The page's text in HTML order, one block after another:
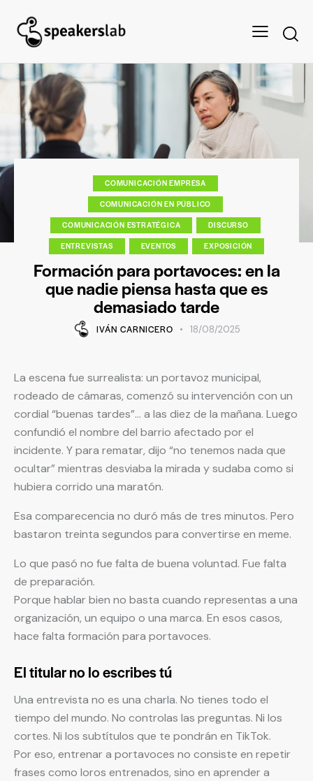
COMUNICACIÓN EMPRESA
COMUNICACIÓN EN PÚBLICO
COMUNICACIÓN ESTRATÉGICA
DISCURSO
ENTREVISTAS
EVENTOS EXPOSICIÓN
Formación para portavoces: en la
que nadie piensa hasta que es
demasiado tarde
IVÁN CARNICERO 18/08/2025
La escena fue surrealista: un portavoz municipal,
rodeado de cámaras, comenzó su intervención con un
cordial “buenas tardes”… a las diez de la mañana. Luego
confundió el nombre del barrio afectado por el
incidente. Y para rematar, dijo “no tenemos nada que
ocultar” mientras desviaba la mirada y sudaba como si
hubiera corrido una maratón.
Esa comparecencia no duró más de tres minutos. Pero
bastaron treinta segundos para convertirse en meme.
Lo que pasó no fue falta de buena voluntad. Fue falta
de preparación.
Porque hablar bien no basta cuando representas a una
organización, un equipo o una marca. En esos casos,
hace falta formación para portavoces.
El titular no lo escribes tú
Una entrevista no es una charla. No tienes todo el
tiempo del mundo. No controlas las preguntas. Ni los
cortes. Ni los subtítulos que te pondrán en TikTok.
Por eso, entrenar a portavoces no consiste en repetir
frases como loros entrenados, sino en aprender a